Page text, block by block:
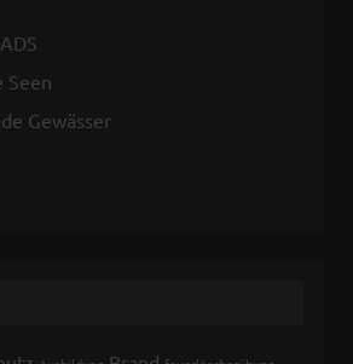
Seen
Gewässer